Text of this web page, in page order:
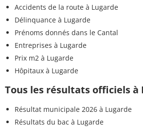
Accidents de la route à Lugarde
Délinquance à Lugarde
Prénoms donnés dans le Cantal
Entreprises à Lugarde
Prix m2 à Lugarde
Hôpitaux à Lugarde
Tous les résultats officiels à
Résultat municipale 2026 à Lugarde
Résultats du bac à Lugarde